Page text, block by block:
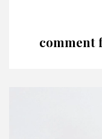
comment